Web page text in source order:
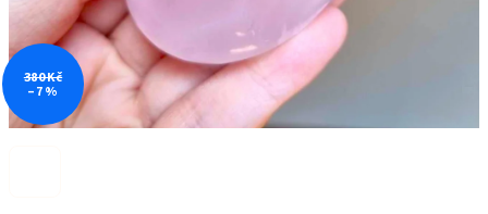
380 Kč
–7 %